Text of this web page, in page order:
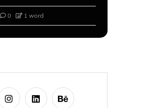
0 1 word